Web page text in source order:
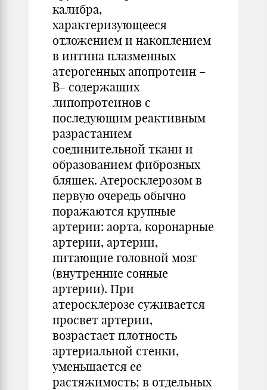
калибра,
характеризующееся
отложением и накоплением
в интина плазменных
атерогенных апопротеин –
В- содержащих
липопротеинов с
последующим реактивным
разрастанием
соединительной ткани и
образованием фиброзных
бляшек. Атеросклерозом в
первую очередь обычно
поражаются крупные
артерии: аорта, коронарные
артерии, артерии,
питающие головной мозг
(внутренние сонные
артерии). При
атеросклерозе суживается
просвет артерии,
возрастает плотность
артериальной стенки,
уменьшается ее
растяжимость; в отдельных